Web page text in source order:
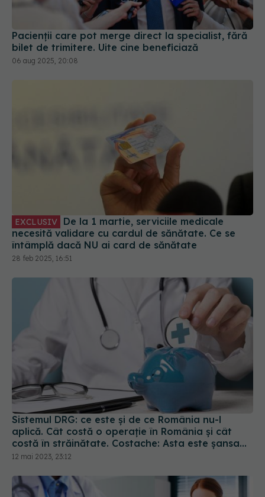
Pacienții care pot merge direct la specialist, fără
bilet de trimitere. Uite cine beneficiază
06 aug 2025, 20:08
necesită validare cu cardul de sănătate. Ce se
întâmplă dacă NU ai card de sănătate
28 feb 2025, 16:51
Sistemul DRG: ce este și de ce România nu-l
aplică. Cât costă o operație în România și cât
costă în străinătate. Costache: Asta este șansa
noastră
12 mai 2023, 23:12